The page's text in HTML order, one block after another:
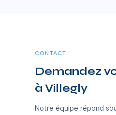
CONTACT
Demandez
à Villegly
Notre équipe répond